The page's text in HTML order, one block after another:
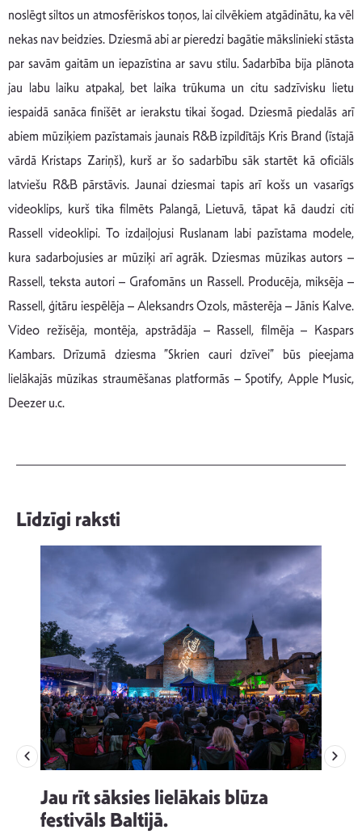
noslēgt siltos un atmosfēriskos toņos, lai cilvēkiem atgādinātu, ka vēl
nekas nav beidzies. Dziesmā abi ar pieredzi bagātie mākslinieki stāsta
par savām gaitām un iepazīstina ar savu stilu. Sadarbība bija plānota
jau labu laiku atpakaļ, bet laika trūkuma un citu sadzīvisku lietu
iespaidā sanāca finišēt ar ierakstu tikai šogad. Dziesmā piedalās arī
abiem mūziķiem pazīstamais jaunais R&B izpildītājs Kris Brand (īstajā
vārdā Kristaps Zariņš), kurš ar šo sadarbību sāk startēt kā oficiāls
latviešu R&B pārstāvis. Jaunai dziesmai tapis arī košs un vasarīgs
videoklips, kurš tika filmēts Palangā, Lietuvā, tāpat kā daudzi citi
Rassell videoklipi. To izdaiļojusi Ruslanam labi pazīstama modele,
kura sadarbojusies ar mūziķi arī agrāk. Dziesmas mūzikas autors –
Rassell, teksta autori – Grafomāns un Rassell. Producēja, miksēja –
Rassell, ģitāru iespēlēja – Aleksandrs Ozols, māsterēja – Jānis Kalve.
Video režisēja, montēja, apstrādāja – Rassell, filmēja – Kaspars
Kambars. Drīzumā dziesma ”Skrien cauri dzīvei” būs pieejama
lielākajās mūzikas straumēšanas platformās – Spotify, Apple Music,
Deezer u.c.
Līdzīgi raksti
Jau rīt sāksies lielākais blūza
festivāls Baltijā.